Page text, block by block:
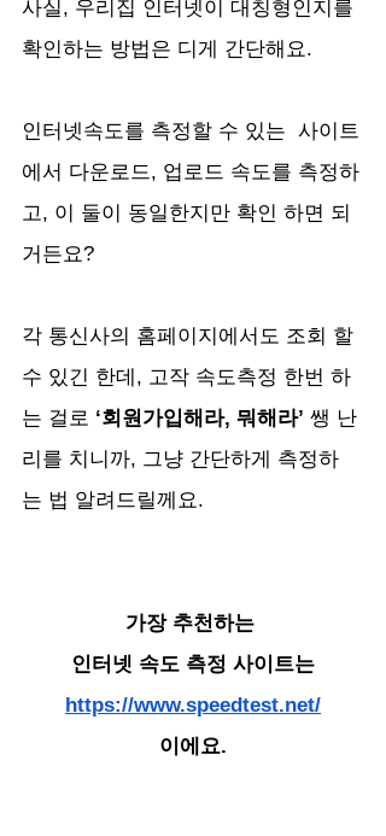
사실, 우리집 인터넷이 대칭형인지를
확인하는 방법은 디게 간단해요.
인터넷속도를 측정할 수 있는  사이트
에서 다운로드, 업로드 속도를 측정하
고, 이 둘이 동일한지만 확인 하면 되
거든요?
각 통신사의 홈페이지에서도 조회 할
수 있긴 한데, 고작 속도측정 한번 하
는 걸로 ‘회원가입해라, 뭐해라’ 쌩 난
리를 치니까, 그냥 간단하게 측정하
는 법 알려드릴께요.
가장 추천하는
인터넷 속도 측정 사이트는
https://www.speedtest.net/
이에요.